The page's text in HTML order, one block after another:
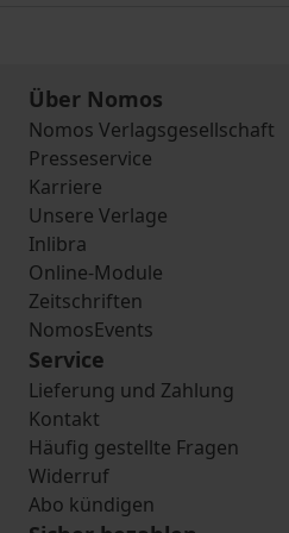
Über Nomos
Nomos Verlagsgesellschaft
Presseservice
Karriere
Unsere Verlage
Inlibra
Online-Module
Zeitschriften
NomosEvents
Service
Lieferung und Zahlung
Kontakt
Häufig gestellte Fragen
Widerruf
Abo kündigen